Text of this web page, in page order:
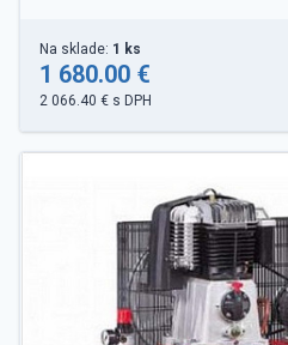
Na sklade: 1 ks
1 680.00 €
2 066.40 € s DPH